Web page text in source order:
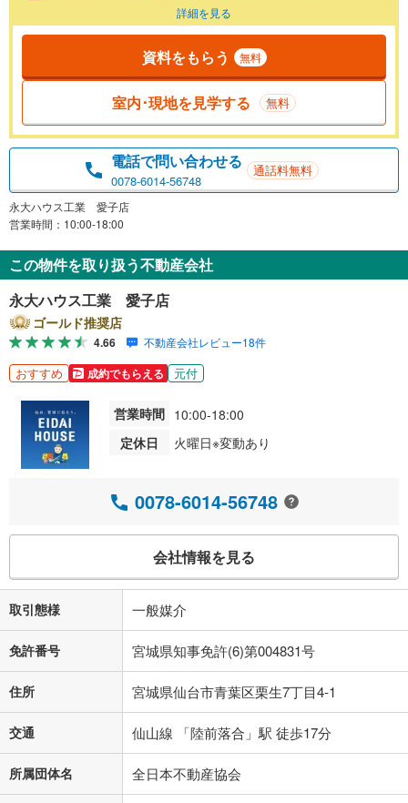
詳細を見る
資料をもらう 無料
室内･現地を見学する 無料
電話で問い合わせる
0078-6014-56748
通話料無料
永大ハウス工業 愛子店
営業時間：10:00-18:00
この物件を取り扱う不動産会社
永大ハウス工業 愛子店
ゴールド推奨店
4.66 不動産会社レビュー18件
おすすめ 成約でもらえる 元付
営業時間 10:00-18:00
定休日
火曜日※変動あり
0078-6014-56748
会社情報を見る
取引態様 一般媒介
免許番号 宮城県知事免許(6)第004831号
住所 宮城県仙台市青葉区栗生7丁目4-1
交通 仙山線 「陸前落合」駅 徒歩17分
所属団体名 全日本不動産協会